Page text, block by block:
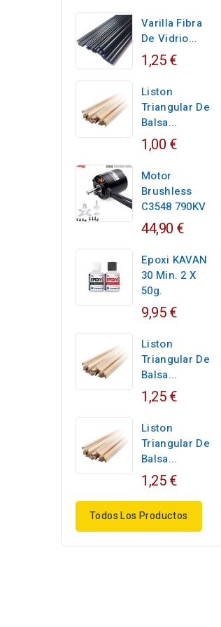
Varilla Fibra
De Vidrio...
1,25 €
Liston
Triangular De
Balsa...
1,00 €
Motor
Brushless
C3548 790KV
44,90 €
Epoxi KAVAN
30 Min. 2 X
50g.
9,95 €
Liston
Triangular De
Balsa...
1,25 €
Liston
Triangular De
Balsa...
1,25 €
Todos Los Productos